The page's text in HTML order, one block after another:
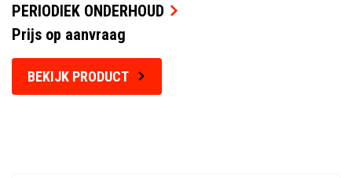
PERIODIEK ONDERHOUD
Prijs op aanvraag
BEKIJK PRODUCT